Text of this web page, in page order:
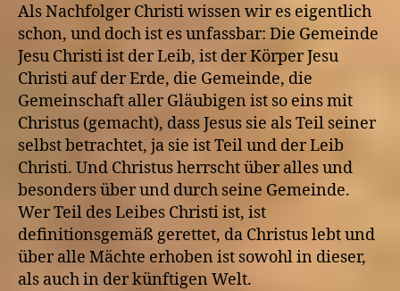
Als Nachfolger Christi wissen wir es eigentlich
schon, und doch ist es unfassbar: Die Gemeinde
Jesu Christi ist der Leib, ist der Körper Jesu
Christi auf der Erde, die Gemeinde, die
Gemeinschaft aller Gläubigen ist so eins mit
Christus (gemacht), dass Jesus sie als Teil seiner
selbst betrachtet, ja sie ist Teil und der Leib
Christi. Und Christus herrscht über alles und
besonders über und durch seine Gemeinde.
Wer Teil des Leibes Christi ist, ist
definitionsgemäß gerettet, da Christus lebt und
über alle Mächte erhoben ist sowohl in dieser,
als auch in der künftigen Welt.